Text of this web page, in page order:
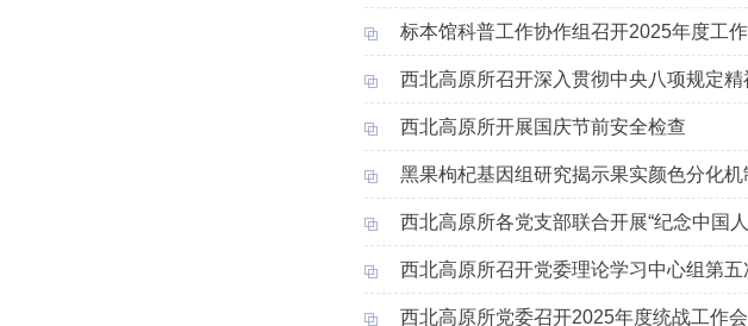
标本馆科普工作协作组召开2025年度工
西北高原所召开深入贯彻中央八项规定
西北高原所开展国庆节前安全检查
黑果枸杞基因组研究揭示果实颜色分化机
西北高原所各党支部联合开展“纪念中国
西北高原所召开党委理论学习中心组第
西北高原所党委召开2025年度统战工作